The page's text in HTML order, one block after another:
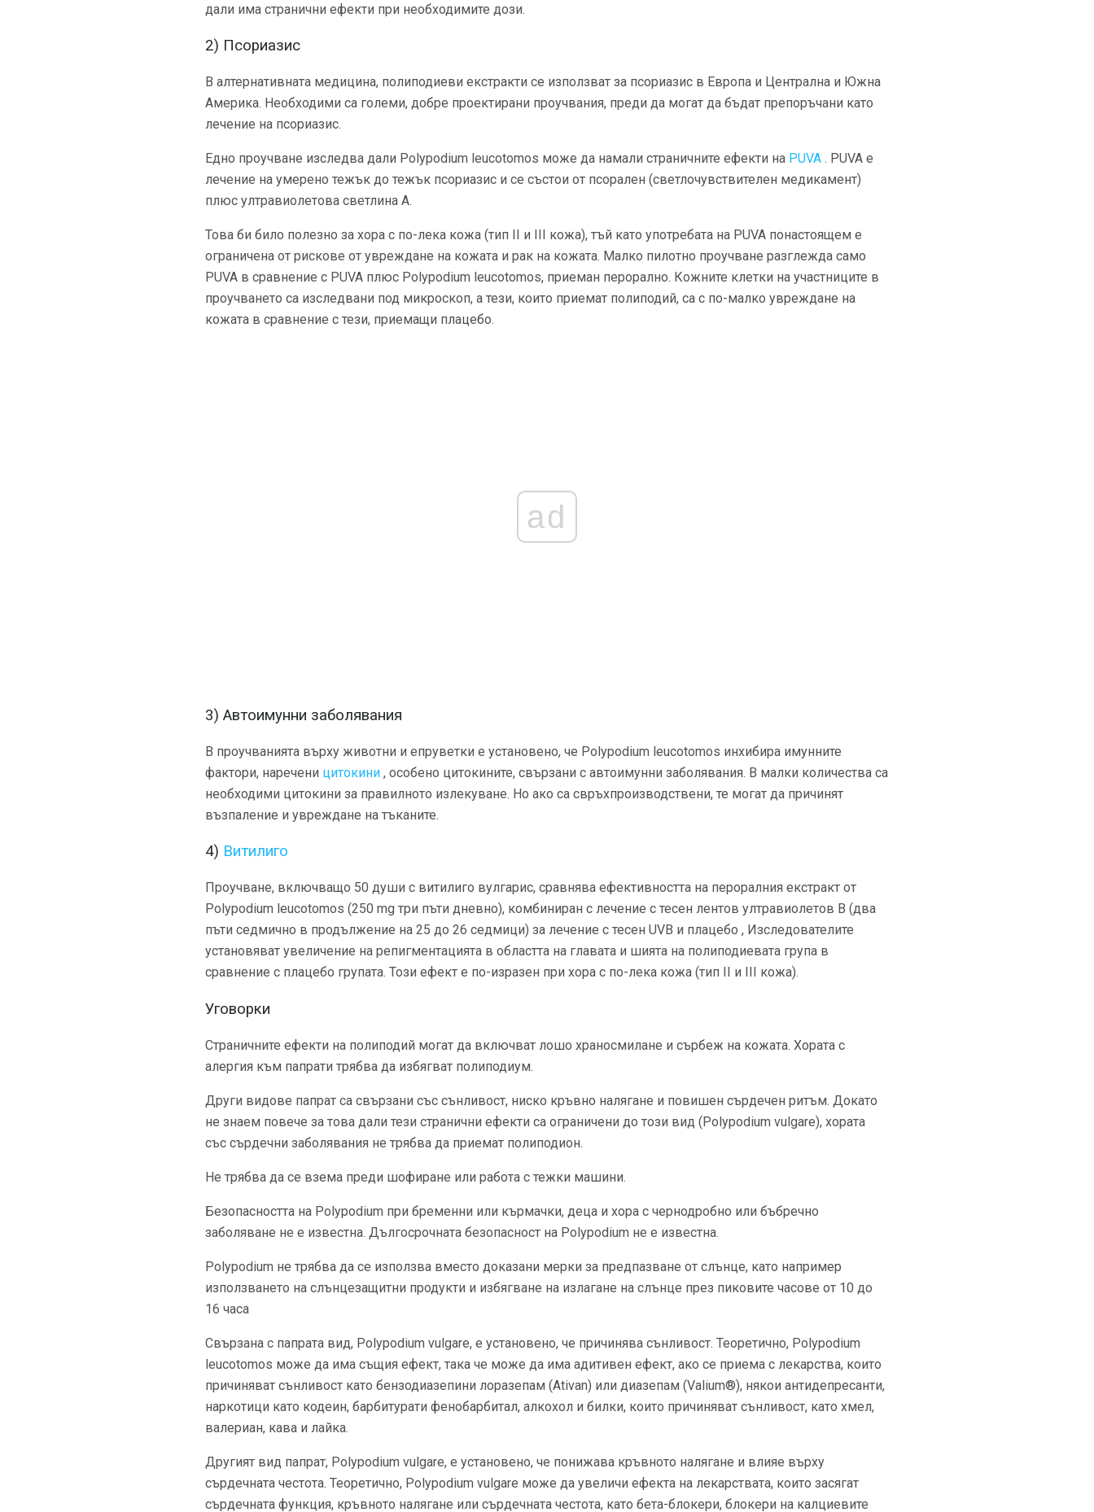
дали има странични ефекти при необходимите дози.
2) Псориазис
В алтернативната медицина, полиподиеви екстракти се използват за псориазис в Европа и Централна и Южна
Америка. Необходими са големи, добре проектирани проучвания, преди да могат да бъдат препоръчани като
лечение на псориазис.
Едно проучване изследва дали Polypodium leucotomos може да намали страничните ефекти на PUVA . PUVA е
лечение на умерено тежък до тежък псориазис и се състои от псорален (светлочувствителен медикамент)
плюс ултравиолетова светлина А.
Това би било полезно за хора с по-лека кожа (тип II и III кожа), тъй като употребата на PUVA понастоящем е
ограничена от рискове от увреждане на кожата и рак на кожата. Малко пилотно проучване разглежда само
PUVA в сравнение с PUVA плюс Polypodium leucotomos, приеман перорално. Кожните клетки на участниците в
проучването са изследвани под микроскоп, а тези, които приемат полиподий, са с по-малко увреждане на
кожата в сравнение с тези, приемащи плацебо.
ad
3) Автоимунни заболявания
В проучванията върху животни и епруветки е установено, че Polypodium leucotomos инхибира имунните
фактори, наречени цитокини , особено цитокините, свързани с автоимунни заболявания. В малки количества са
необходими цитокини за правилното излекуване. Но ако са свръхпроизводствени, те могат да причинят
възпаление и увреждане на тъканите.
4) Витилиго
Проучване, включващо 50 души с витилиго вулгарис, сравнява ефективността на пероралния екстракт от
Polypodium leucotomos (250 mg три пъти дневно), комбиниран с лечение с тесен лентов ултравиолетов В (два
пъти седмично в продължение на 25 до 26 седмици) за лечение с тесен UVB и плацебо , Изследователите
установяват увеличение на репигментацията в областта на главата и шията на полиподиевата група в
сравнение с плацебо групата. Този ефект е по-изразен при хора с по-лека кожа (тип II и III кожа).
Уговорки
Страничните ефекти на полиподий могат да включват лошо храносмилане и сърбеж на кожата. Хората с
алергия към папрати трябва да избягват полиподиум.
Други видове папрат са свързани със сънливост, ниско кръвно налягане и повишен сърдечен ритъм. Докато
не знаем повече за това дали тези странични ефекти са ограничени до този вид (Polypodium vulgare), хората
със сърдечни заболявания не трябва да приемат полиподион.
Не трябва да се взема преди шофиране или работа с тежки машини.
Безопасността на Polypodium при бременни или кърмачки, деца и хора с чернодробно или бъбречно
заболяване не е известна. Дългосрочната безопасност на Polypodium не е известна.
Polypodium не трябва да се използва вместо доказани мерки за предпазване от слънце, като например
използването на слънцезащитни продукти и избягване на излагане на слънце през пиковите часове от 10 до
16 часа
Свързана с папрата вид, Polypodium vulgare, е установено, че причинява сънливост. Теоретично, Polypodium
leucotomos може да има същия ефект, така че може да има адитивен ефект, ако се приема с лекарства, които
причиняват сънливост като бензодиазепини лоразепам (Ativan) или диазепам (Valium®), някои антидепресанти,
наркотици като кодеин, барбитурати фенобарбитал, алкохол и билки, които причиняват сънливост, като хмел,
валериан, кава и лайка.
Другият вид папрат, Polypodium vulgare, е установено, че понижава кръвното налягане и влияе върху
сърдечната честота. Теоретично, Polypodium vulgare може да увеличи ефекта на лекарствата, които засягат
сърдечната функция, кръвното налягане или сърдечната честота, като бета-блокери, блокери на калциевите